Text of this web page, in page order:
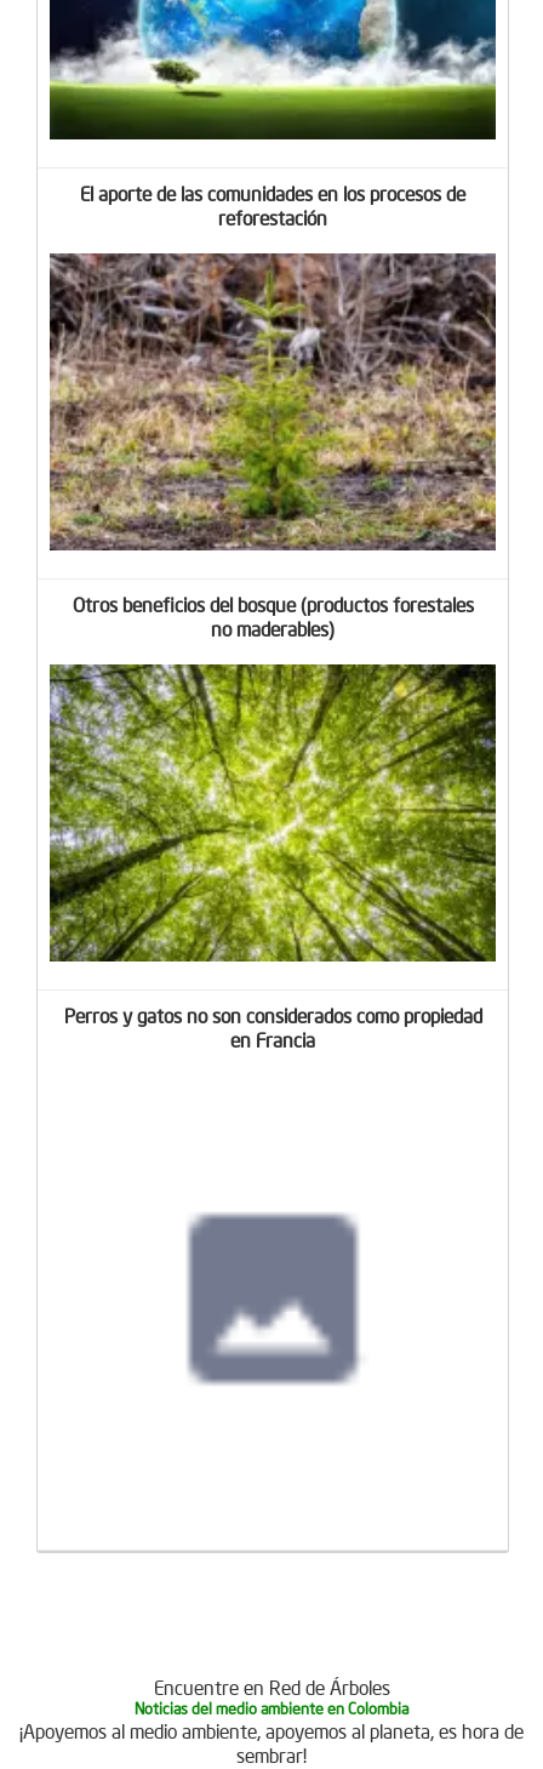
El aporte de las comunidades en los procesos de
reforestación
Otros beneficios del bosque (productos forestales
no maderables)
Perros y gatos no son considerados como propiedad
en Francia
Encuentre en Red de Árboles
Noticias del medio ambiente en Colombia
¡Apoyemos al medio ambiente, apoyemos al planeta, es hora de
sembrar!